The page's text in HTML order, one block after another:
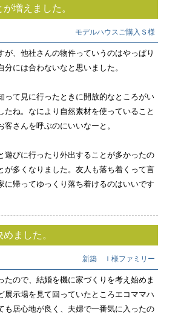
増えました。
モデルハウスご購入Ｓ様
、他社さんの物件っていうのはやっぱり
には合わないなと思いました。
って見に行ったときに開放的なところがい
ね。なにより自然素材を使っていること
さんを呼ぶのにいいなーと。
びに行ったり外出することが多かったの
多くなりました。友人も落ち着くって言
に帰ってゆっくり落ち着けるのはいいです
ました。
新築 Ｉ様ファミリー
ので、結婚を機に家づくりを考え始めま
展示場を見て回っていたところエコママハ
も居心地が良く、夫婦で一番気に入ったの